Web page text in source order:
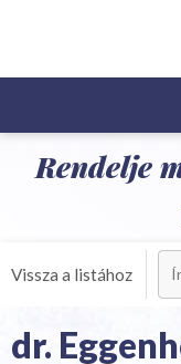
Rendelje
Vissza a listához
dr.